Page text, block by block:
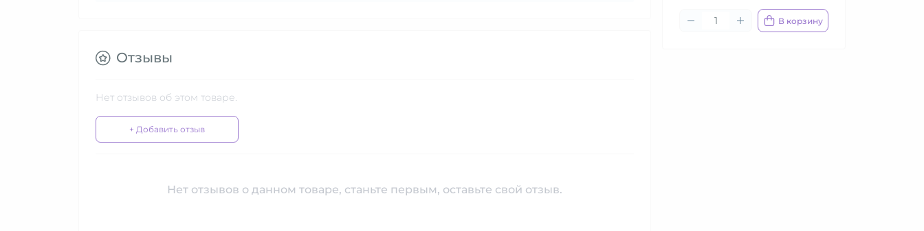
В корзину
Отзывы
Нет отзывов об этом товаре.
+ Добавить отзыв
Нет отзывов о данном товаре, станьте первым, оставьте свой отзыв.